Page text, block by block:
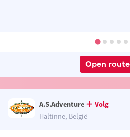
Open route
A.S.Adventure
Volg
Haltinne, België